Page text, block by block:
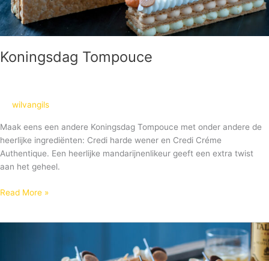
Koningsdag Tompouce
wilvangils
Maak eens een andere Koningsdag Tompouce met onder andere de
heerlijke ingrediënten: Credi harde wener en Credi Créme
Authentique. Een heerlijke mandarijnenlikeur geeft een extra twist
aan het geheel.
Read More »